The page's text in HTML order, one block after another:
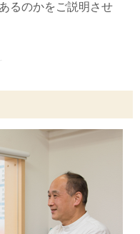
るのかをご説明させ